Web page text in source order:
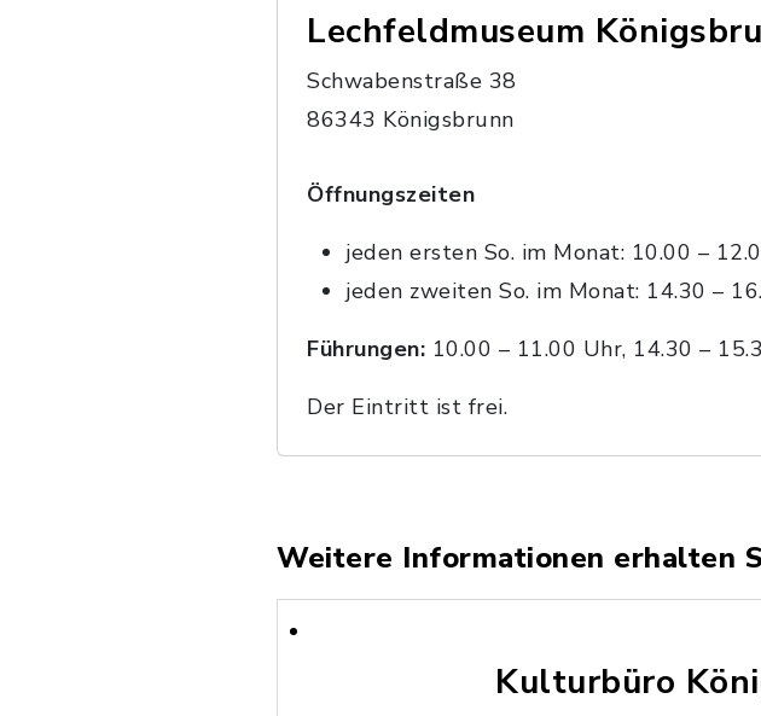
Lechfeldmuseum
Schwabenstraße 38
86343 Königsbrunn
Öffnungszeiten
jeden ersten So. im Monat: 10.00 –
jeden zweiten So. im Monat: 14.30 –
Führungen: 10.00 – 11.00 Uhr, 14.30 –
Der Eintritt ist frei.
Weitere Informationen erhalten
Kulturbüro